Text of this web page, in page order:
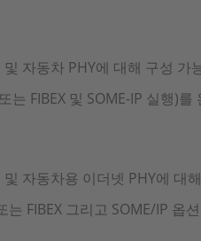
자동차 PHY에 대해 구성 가
는 FIBEX 및 SOME-IP 실행)
자동차용 이더넷 PHY에 대
FIBEX 그리고 SOME/IP 옵